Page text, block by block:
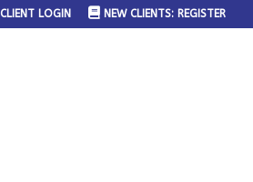
CLIENT LOGIN NEW CLIENTS: REGISTER